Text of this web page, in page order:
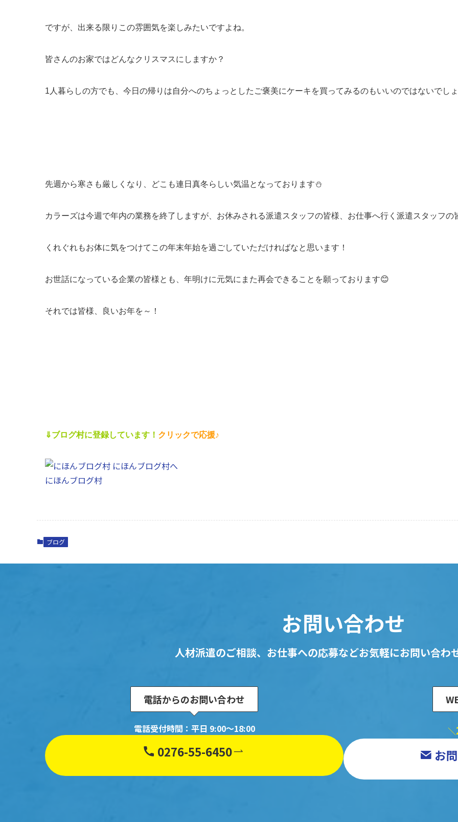
ですが、出来る限りこの雰囲気を楽しみたいですよね。
皆さんのお家ではどんなクリスマスにしますか？
1人暮らしの方でも、今日の帰りは自分へのちょっとしたご褒美にケーキを買ってみるのもいいのではないでし
先週から寒さも厳しくなり、どこも連日真冬らしい気温となっております⛄
カラーズは今週で年内の業務を終了しますが、お休みされる派遣スタッフの皆様、お仕事へ行く派遣スタッフの
くれぐれもお体に気をつけてこの年末年始を過ごしていただければなと思います！
お世話になっている企業の皆様とも、年明けに元気にまた再会できることを願っております😊
それでは皆様、良いお年を～！
⇓ブログ村に登録しています！ クリックで応援♪
にほんブログ村
ブログ
お問い合わせ
人材派遣のご相談、お仕事への応募などお気軽にお問い合わ
電話からのお問い合わせ
電話受付時間：平日 9:00～18:00
0276-55-6450
＼
お